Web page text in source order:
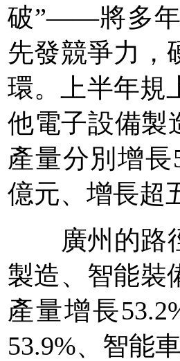
破”——將多年
先發競爭力，
環。上半年規
他電子設備製
產量分別增
億元、增長超
廣州的路徑
製造、智能
產量增長
53.9%、智能